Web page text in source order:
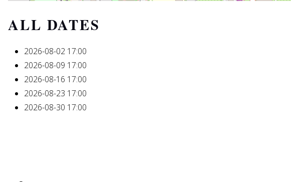
ALL DATES
2026-08-02 17:00
2026-08-09 17:00
2026-08-16 17:00
2026-08-23 17:00
2026-08-30 17:00